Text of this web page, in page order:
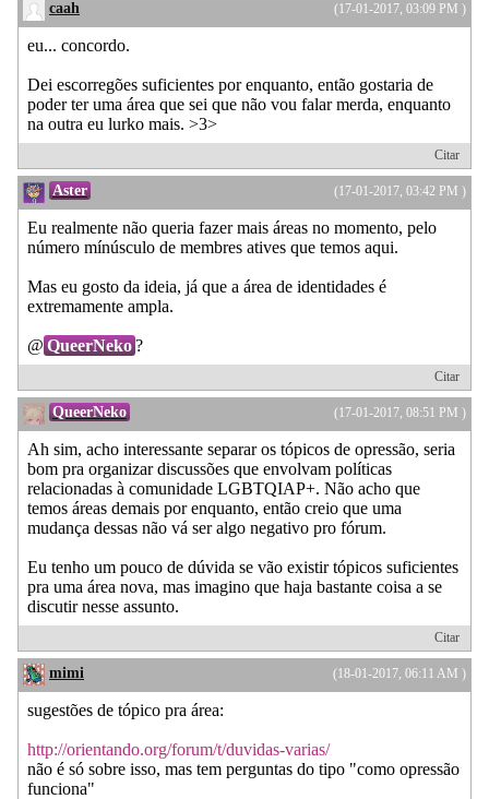
(17-01-2017, 03:09 PM )
caah
eu... concordo.
Dei escorregões suficientes por enquanto, então gostaria de
poder ter uma área que sei que não vou falar merda, enquanto
na outra eu lurko mais. >3>
Citar
(17-01-2017, 03:42 PM )
Aster
Eu realmente não queria fazer mais áreas no momento, pelo
número mínúsculo de membres atives que temos aqui.
Mas eu gosto da ideia, já que a área de identidades é
extremamente ampla.
@ QueerNeko?
Citar
(17-01-2017, 08:51 PM )
QueerNeko
Ah sim, acho interessante separar os tópicos de opressão, seria
bom pra organizar discussões que envolvam políticas
relacionadas à comunidade LGBTQIAP+. Não acho que
temos áreas demais por enquanto, então creio que uma
mudança dessas não vá ser algo negativo pro fórum.
Eu tenho um pouco de dúvida se vão existir tópicos suficientes
pra uma área nova, mas imagino que haja bastante coisa a se
discutir nesse assunto.
Citar
(18-01-2017, 06:11 AM )
mimi
sugestões de tópico pra área:
http://orientando.org/forum/t/duvidas-varias/
não é só sobre isso, mas tem perguntas do tipo "como opressão
funciona"